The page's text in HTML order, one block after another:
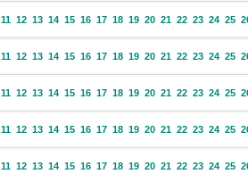
11 12 13 14 15 16 17 18 19 20 21 22 23 24 25
11 12 13 14 15 16 17 18 19 20 21 22 23 24 25
11 12 13 14 15 16 17 18 19 20 21 22 23 24 25
11 12 13 14 15 16 17 18 19 20 21 22 23 24 25
11 12 13 14 15 16 17 18 19 20 21 22 23 24 25